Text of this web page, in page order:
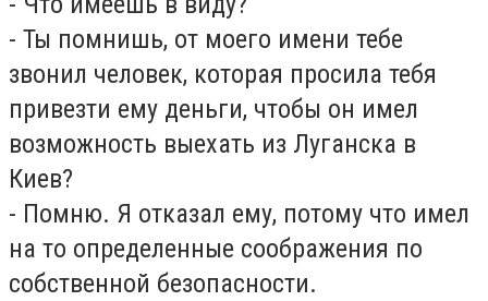
- Ты помнишь, от моего имени тебе
звонил человек, которая просила тебя
привезти ему деньги, чтобы он имел
возможность выехать из Луганска в
Киев?
- Помню. Я отказал ему, потому что имел
на то определенные соображения по
собственной безопасности.